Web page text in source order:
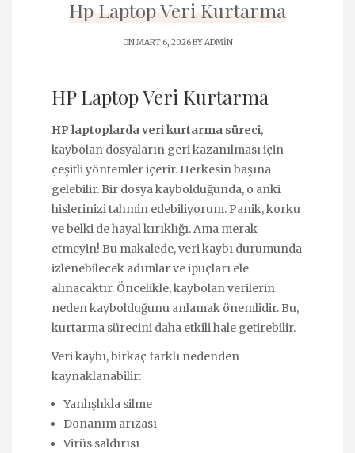
Hp Laptop Veri Kurtarma
ON MART 6, 2026 BYADMIN
HP Laptop Veri Kurtarma
HP laptoplarda veri kurtarma süreci,
kaybolan dosyaların geri kazanılması için
çeşitli yöntemler içerir. Herkesin başına
gelebilir. Bir dosya kaybolduğunda, o anki
hislerinizi tahmin edebiliyorum. Panik, korku
ve belki de hayal kırıklığı. Ama merak
etmeyin! Bu makalede, veri kaybı durumunda
izlenebilecek adımlar ve ipuçları ele
alınacaktır. Öncelikle, kaybolan verilerin
neden kaybolduğunu anlamak önemlidir. Bu,
kurtarma sürecini daha etkili hale getirebilir.
Veri kaybı, birkaç farklı nedenden
kaynaklanabilir:
Yanlışlıkla silme
Donanım arızası
Virüs saldırısı